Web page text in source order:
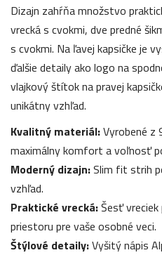
Dizajn zahŕňa množstvo
vrecká s cvokmi, dve predné
s cvokmi. Na ľavej kapsičke je
ďalšie detaily ako logo na
vlajkový štítok na pravej
unikátny vzhľad.
Kvalitný materiál:Vyrobené z
maximálny komfort a voľnosť
Moderný dizajn:Slim fit strih
vzhľad.
Praktické vrecká:Šesť
priestoru pre vaše osobné veci.
Štýlové detaily:Vyšitý nápis